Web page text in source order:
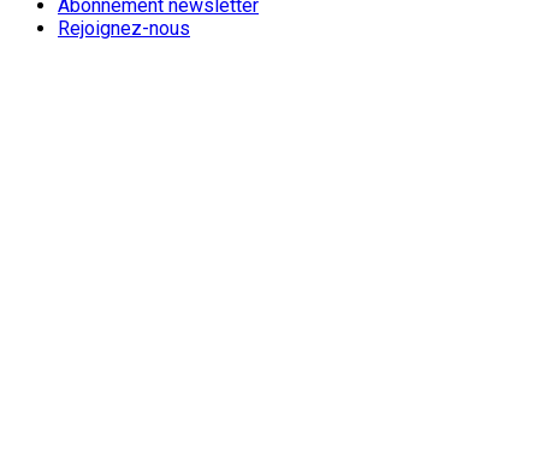
Abonnement newsletter
Rejoignez-nous